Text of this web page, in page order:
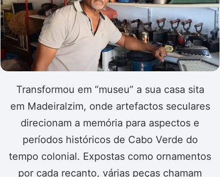
Transformou em “museu” a sua casa sita
em Madeiralzim, onde artefactos seculares
direcionam a memória para aspectos e
períodos históricos de Cabo Verde do
tempo colonial. Expostas como ornamentos
por cada recanto, várias peças chamam